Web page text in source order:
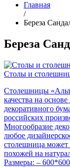
Главная
/
Береза
Береза
Столы и
Столешницы
качества на
декоративного
российских
Многообразие
любое
столешница может
похожей на
Размеры: –